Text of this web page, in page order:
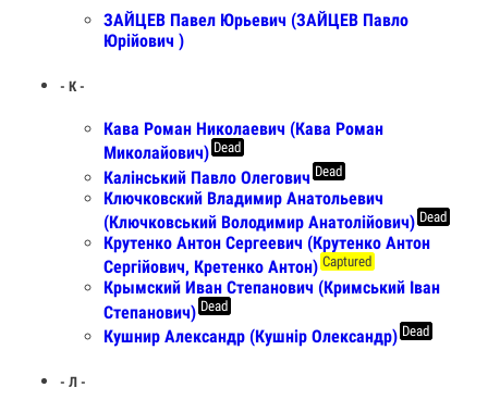
ЗАЙЦЕВ Павел Юрьевич (ЗАЙЦЕВ Павло
Юрійович )
- К -
Кава Роман Николаевич (Кава Роман
Миколайович) Dead
Калінський Павло Олегович Dead
Ключковский Владимир Анатольевич
(Ключковський Володимир Анатолійович) Dead
Крутенко Антон Сергеевич (Крутенко Антон
Сергійович, Кретенко Антон) Captured
Крымский Иван Степанович (Кримський Іван
Степанович) Dead
Кушнир Александр (Кушнір Олександр) Dead
- Л -